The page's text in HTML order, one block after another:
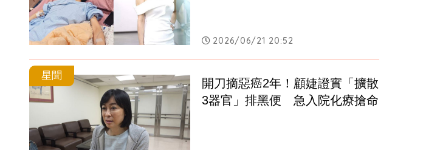
2026/06/21 20:52
星聞
開刀摘惡癌2年！顧婕證實「擴散
3器官」排黑便　急入院化療搶命